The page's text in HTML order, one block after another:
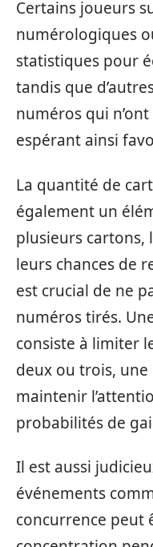
Certains joueurs
numérologiques
statistiques pour
tandis que
numéros qui
espérant ainsi
La quantité de
également un
plusieurs cartons,
leurs chances de
est crucial de ne
numéros tirés.
consiste à limiter
deux ou trois,
maintenir
probabilités de
Il est aussi
événements
concurrence peut